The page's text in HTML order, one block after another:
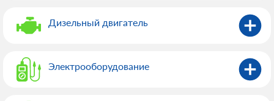
Дизельный двигатель
Электрооборудованиe